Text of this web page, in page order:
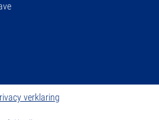
verklaring